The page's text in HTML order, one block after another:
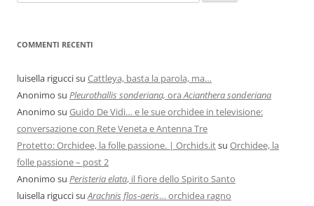
COMMENTI RECENTI
luisella riguccisu Cattleya, basta la parola, ma…
Anonimo su Pleurothallis sonderiana, ora Acianthera sonderiana
Anonimo su Guido De Vidi… e le sue orchidee in televisione:
conversazione con Rete Veneta e Antenna Tre
Protetto: Orchidee, la folle passione. | Orchids.itsu Orchidee, la
folle passione – post 2
Anonimo su Peristeria elata, il fiore dello Spirito Santo
luisella riguccisu Arachnis flos-aeris… orchidea ragno